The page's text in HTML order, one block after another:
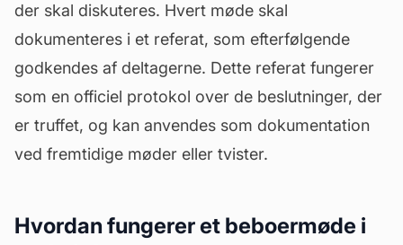
der skal diskuteres. Hvert møde skal
dokumenteres i et referat, som efterfølgende
godkendes af deltagerne. Dette referat fungerer
som en officiel protokol over de beslutninger, der
er truffet, og kan anvendes som dokumentation
ved fremtidige møder eller tvister.
Hvordan fungerer et beboermøde i